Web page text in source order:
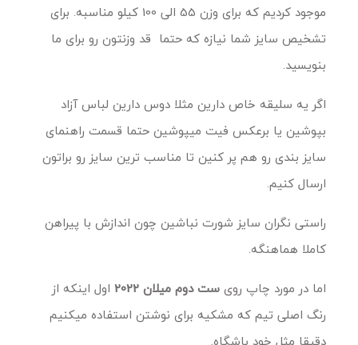
موجود کردیم که برای وزن 55 الی 100 کیلو مناسبه. برای
تشخیص سایز شما نیازه که حتما قد وزنتون رو برای ما
بنویسید.
اگر یه سلیقه خاص دارین مثلا دوس دارین لباس آزاد
بپوشین یا برعکس فیت میپوشین حتما قسمت راهنمای
سایز بندی رو هم پر کنین تا مناسب ترین سایز رو براتون
ارسال کنیم.
راستی نگران سایز شورت نباشین چون اندازش با پیراهن
کاملا هماهنگه.
اما در مورد چاپ رویست دوم میلان 2022
اول اینکه از
رنگ اصلی تیم که مشکیه برای نوشتن استفاده میکنیم